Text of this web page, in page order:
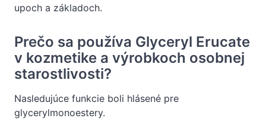
upoch a základoch.
Prečo sa používa Glyceryl Erucate
v kozmetike a výrobkoch osobnej
starostlivosti?
Nasledujúce funkcie boli hlásené pre
glycerylmonoestery.